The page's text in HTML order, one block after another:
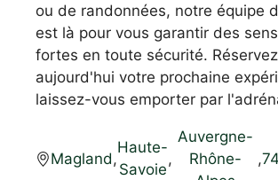
ou de randonnées, notre équipe
est là pour vous garantir des
fortes en toute sécurité.
aujourd'hui votre prochaine
laissez-vous emporter par
Magland,
Haute-
Savoie
,
Auvergne-
Rhône-
,